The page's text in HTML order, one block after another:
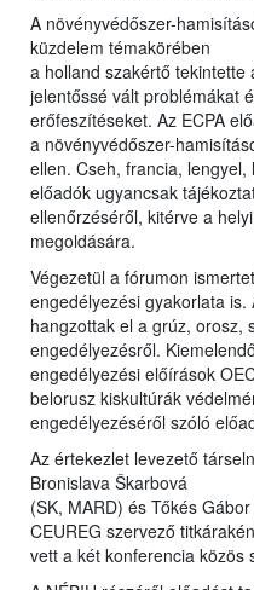
A növényvédőszer-
küzdelem témakörében
a holland szakértő tekintette
jelentőssé vált problémákat
erőfeszítéseket. Az ECPA
a növényvédőszer-
ellen. Cseh, francia,
előadók ugyancsak
ellenőrzéséről, kitérve a
megoldására.
Végezetül a fórumon
engedélyezési gyakorlata
hangzottak el a grúz, orosz,
engedélyezésről.
engedélyezési előírások
belorusz kiskultúrák
engedélyezéséről szóló
Az értekezlet levezető
Bronislava Škarbová
(SK, MARD) és Tőkés
CEUREG szervező
vett a két konferencia közös